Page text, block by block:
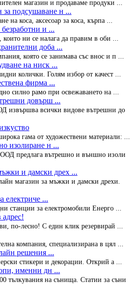
магазин и продаваме продуки ...
подсушаване н ...
на коса, аксесоар за коса, кърпа ...
и ...
които ни се налага да правим в оби ...
доба ...
която се занимава със внос и п ...
на ниск ...
колички. Голям избор от качест ...
фирма ...
силно рамо при освежаването на ...
довърш ...
извършва всички видове вътрешни до
гама от художествени материали: ...
изолиране н ...
предлага вътрешно и външно изоли
и дамски дрех ...
магазин за мъжки и дамски дрехи.
електриче ...
станции за електромобили Енерго ...
адрес!
по-лесно! С един клик резервирай ...
компания, специализирана в цял ...
решения ...
стикери и декорации. Открий а ...
именни дн ...
тълкувания на сънища. Статии за съни